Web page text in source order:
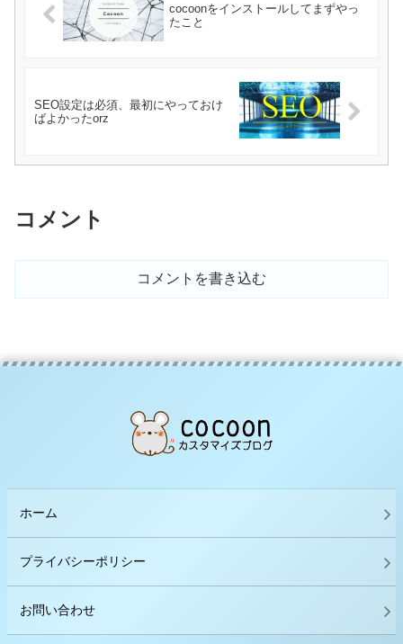
cocoonをインストールしてまずやっ
たこと
SEO設定は必須、最初にやっておけ
ばよかったorz
コメント
コメントを書き込む
ホーム
プライバシーポリシー
お問い合わせ